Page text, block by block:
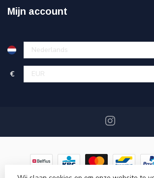
Mijn account
€